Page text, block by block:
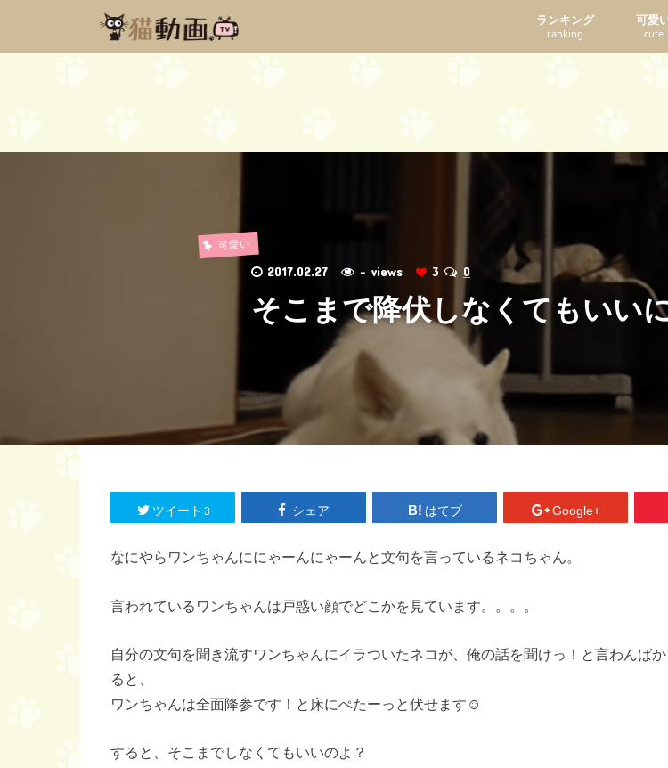
ランキング
ranking
可愛
cute
可愛い
2017.02.27 - views 3 0
そこまで降伏しなくてもいい
ツイート 3 シェア はてブ Google+
なにやらワンちゃんににゃーんにゃーんと文句を言っているネコちゃん。
言われているワンちゃんは戸惑い顔でどこかを見ています。。。。
自分の文句を聞き流すワンちゃんにイラついたネコが、俺の話を聞けっ！と言わんば
ると、
ワンちゃんは全面降参です！と床にぺたーっと伏せます☺️
すると、そこまでしなくてもいいのよ？